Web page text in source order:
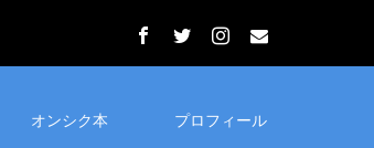
オンシク本 プロフィール